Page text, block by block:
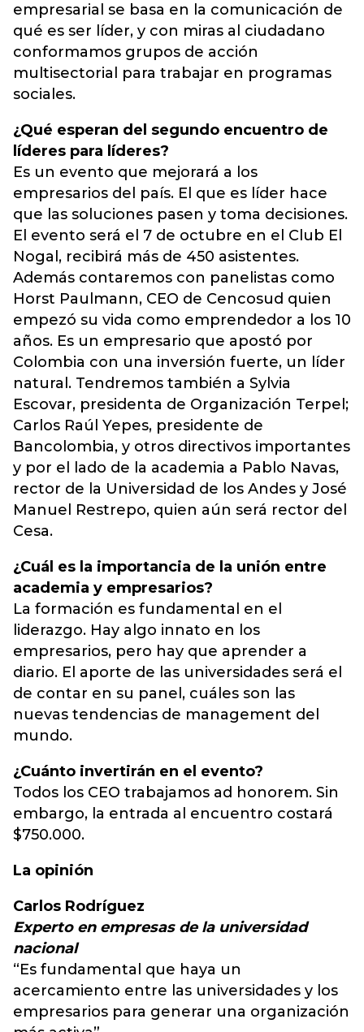
empresarial se basa en la comunicación de
qué es ser líder, y con miras al ciudadano
conformamos grupos de acción
multisectorial para trabajar en programas
sociales.
¿Qué esperan del segundo encuentro de
líderes para líderes?
Es un evento que mejorará a los
empresarios del país. El que es líder hace
que las soluciones pasen y toma decisiones.
El evento será el 7 de octubre en el Club El
Nogal, recibirá más de 450 asistentes.
Además contaremos con panelistas como
Horst Paulmann, CEO de Cencosud quien
empezó su vida como emprendedor a los 10
años. Es un empresario que apostó por
Colombia con una inversión fuerte, un líder
natural. Tendremos también a Sylvia
Escovar, presidenta de Organización Terpel;
Carlos Raúl Yepes, presidente de
Bancolombia, y otros directivos importantes
y por el lado de la academia a Pablo Navas,
rector de la Universidad de los Andes y José
Manuel Restrepo, quien aún será rector del
Cesa.
¿Cuál es la importancia de la unión entre
academia y empresarios?
La formación es fundamental en el
liderazgo. Hay algo innato en los
empresarios, pero hay que aprender a
diario. El aporte de las universidades será el
de contar en su panel, cuáles son las
nuevas tendencias de management del
mundo.
¿Cuánto invertirán en el evento?
Todos los CEO trabajamos ad honorem. Sin
embargo, la entrada al encuentro costará
$750.000.
La opinión
Carlos Rodríguez
Experto en empresas de la universidad
nacional
“Es fundamental que haya un
acercamiento entre las universidades y los
empresarios para generar una organización